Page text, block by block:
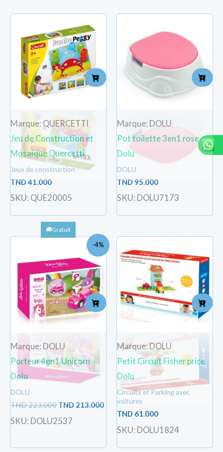
Marque: QUERCETTI
Jeu de Construction et
Mosaique Quercetti
Jeux de construction
TND 41.000
SKU: QUE20005
Marque: DOLU
Pot toilette 3en1 rose
Dolu
DOLU
TND 95.000
SKU: DOLU7173
-4%
Marque: DOLU
Porteur 4en1 Unicorn
Dolu
DOLU
TND223.000
Le
initial
était :
TND
223.000.
TND 213.000
Le
prix
actuel
SKU: DOLU2537
Marque: DOLU
Petit Circuit Fisher price
Dolu
Circuits et Parking avec
voitures
TND 61.000
SKU: DOLU1824